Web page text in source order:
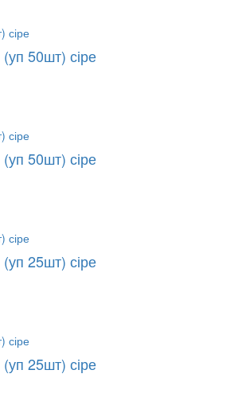
50шт) сіре
50шт) сіре
25шт) сіре
25шт) сіре